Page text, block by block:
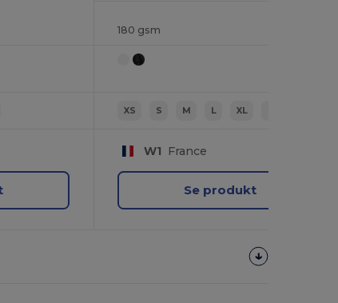
180 gsm
XS S M L XL
W1 France
Se produkt